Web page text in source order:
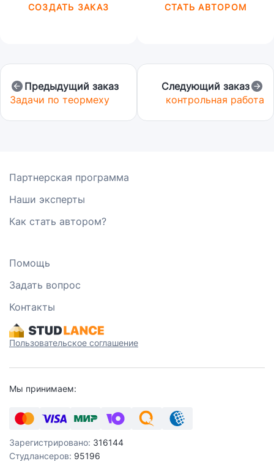
СОЗДАТЬ ЗАКАЗ
СТАТЬ АВТОРОМ
Предыдущий заказ
Задачи по теормеху
Следующий заказ
контрольная работа
Партнерская программа
Наши эксперты
Как стать автором?
Помощь
Задать вопрос
Контакты
Пользовательское соглашение
Мы принимаем:
Зарегистрировано: 316144
Студлансеров: 95196